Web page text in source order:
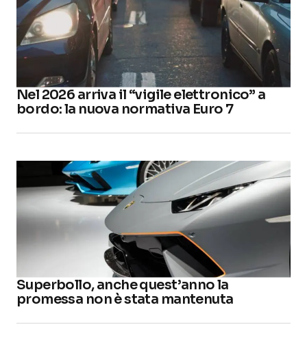
Nel 2026 arriva il “vigile elettronico” a
bordo: la nuova normativa Euro 7
Superbollo, anche quest’anno la
promessa non è stata mantenuta